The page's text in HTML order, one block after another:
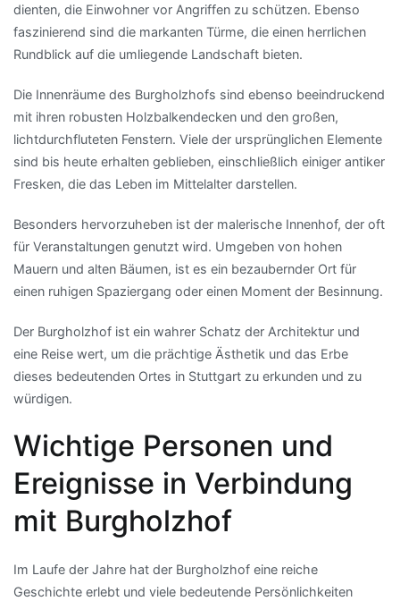
dienten, die Einwohner vor Angriffen zu schützen. Ebenso
faszinierend sind die markanten Türme, die einen herrlichen
Rundblick auf die umliegende Landschaft bieten.
Die Innenräume des Burgholzhofs sind ebenso beeindruckend
mit ihren robusten Holzbalkendecken und den großen,
lichtdurchfluteten Fenstern. Viele der ursprünglichen Elemente
sind bis heute erhalten geblieben, einschließlich einiger antiker
Fresken, die das Leben im Mittelalter darstellen.
Besonders hervorzuheben ist der malerische Innenhof, der oft
für Veranstaltungen genutzt wird. Umgeben von hohen
Mauern und alten Bäumen, ist es ein bezaubernder Ort für
einen ruhigen Spaziergang oder einen Moment der Besinnung.
Der Burgholzhof ist ein wahrer Schatz der Architektur und
eine Reise wert, um die prächtige Ästhetik und das Erbe
dieses bedeutenden Ortes in Stuttgart zu erkunden und zu
würdigen.
Wichtige Personen und
Ereignisse in Verbindung
mit Burgholzhof
Im Laufe der Jahre hat der Burgholzhof eine reiche
Geschichte erlebt und viele bedeutende Persönlichkeiten